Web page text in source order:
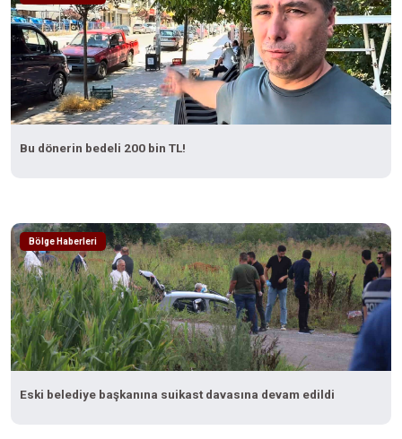
Bu dönerin bedeli 200 bin TL!
Bölge Haberleri
Eski belediye başkanına suikast davasına devam edildi